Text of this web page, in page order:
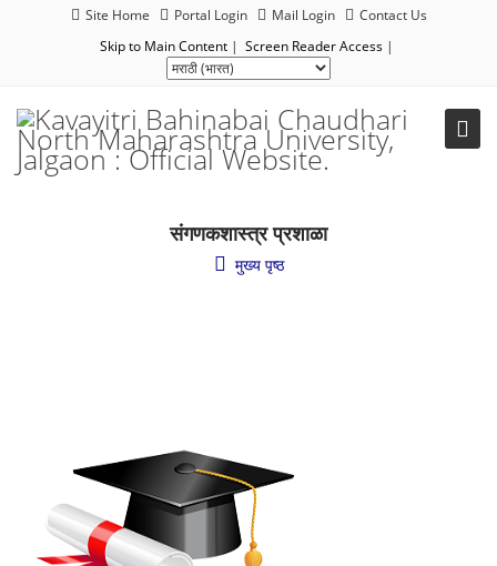
Site Home Portal Login Mail Login
Contact Us
Skip to Main Content | Screen Reader Access |
संगणकशास्त्र प्रशाळा
मुख्य पृष्ठ